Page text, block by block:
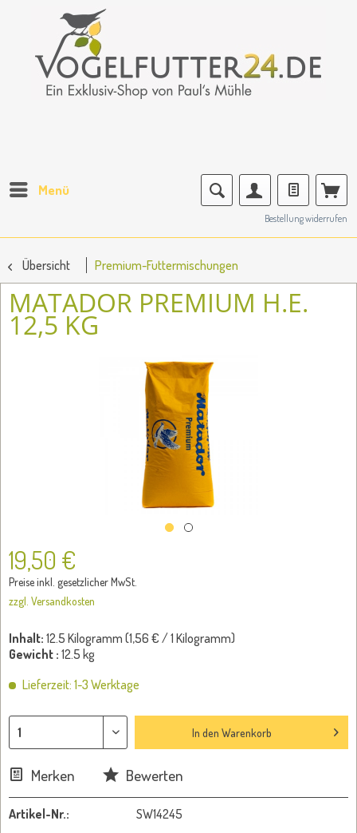
Menü
Bestellung widerrufen
Übersicht Premium-Futtermischungen
MATADOR PREMIUM H.E.
12,5 KG
19,50 €
Preise inkl. gesetzlicher MwSt.
zzgl. Versandkosten
Inhalt: 12.5 Kilogramm (1,56 € / 1 Kilogramm)
Gewicht : 12.5 kg
Lieferzeit: 1-3 Werktage
In den Warenkorb
Merken Bewerten
Artikel-Nr.: SW14245